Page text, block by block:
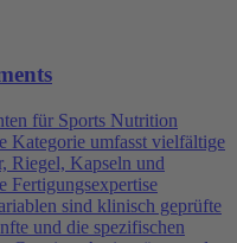
für Sports Nutrition
Kategorie umfasst vielfältige
Riegel, Kapseln und
Fertigungsexpertise
sind klinisch geprüfte
und die spezifischen